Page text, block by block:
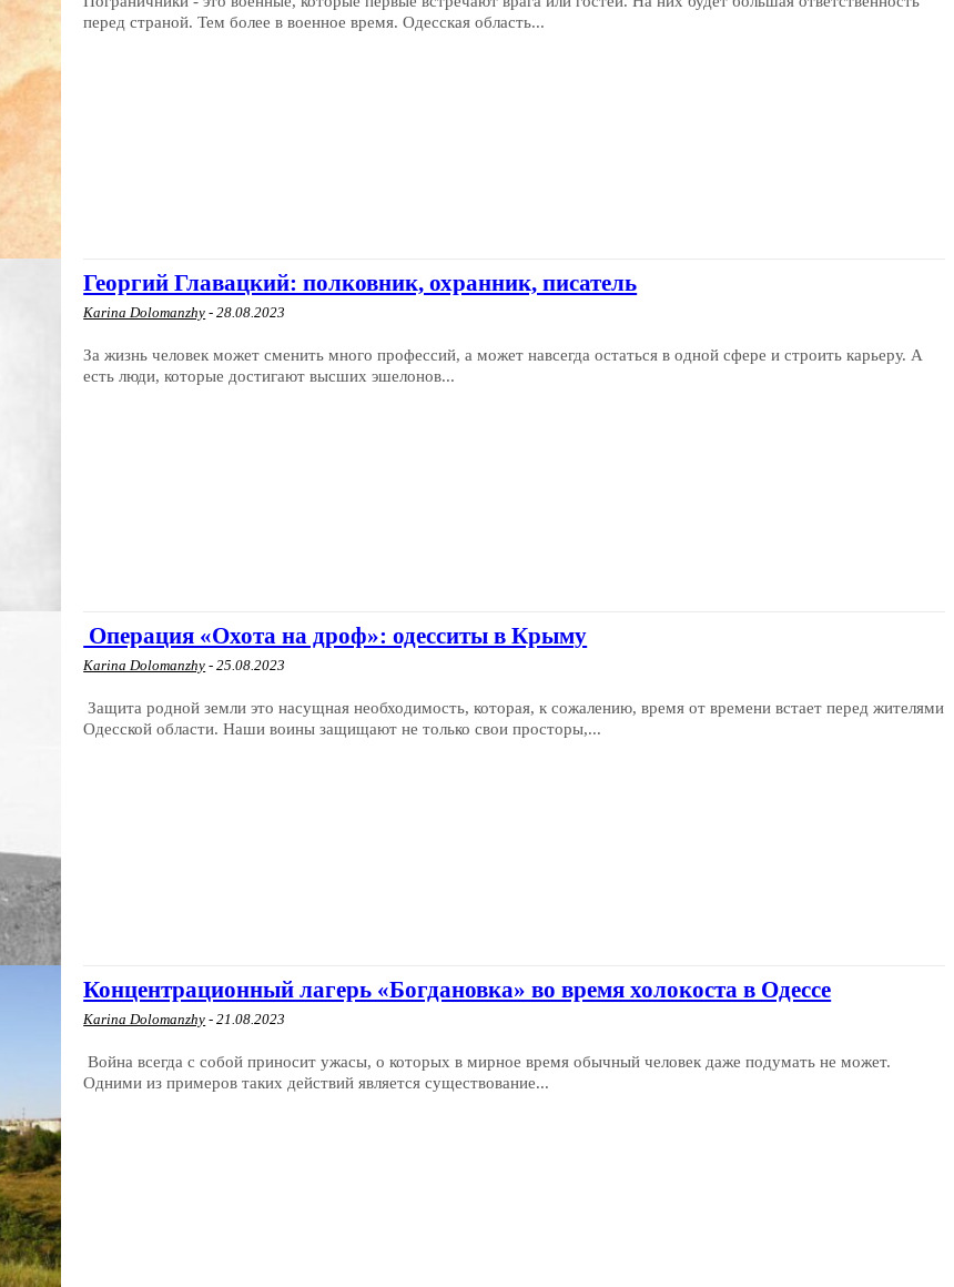
перед страной. Тем более в военное время. Одесская область...
Георгий Главацкий: полковник, охранник, писатель
Karina Dolomanzhy - 28.08.2023
За жизнь человек может сменить много профессий, а может навсегда остаться в одной сфере и строить карьеру. А
есть люди, которые достигают высших эшелонов...
Операция «Охота на дроф»: одесситы в Крыму
Karina Dolomanzhy - 25.08.2023
Защита родной земли это насущная необходимость, которая, к сожалению, время от времени встает перед жителями
Одесской области. Наши воины защищают не только свои просторы,...
Концентрационный лагерь «Богдановка» во время холокоста в Одессе
Karina Dolomanzhy - 21.08.2023
Война всегда с собой приносит ужасы, о которых в мирное время обычный человек даже подумать не может.
Одними из примеров таких действий является существование...